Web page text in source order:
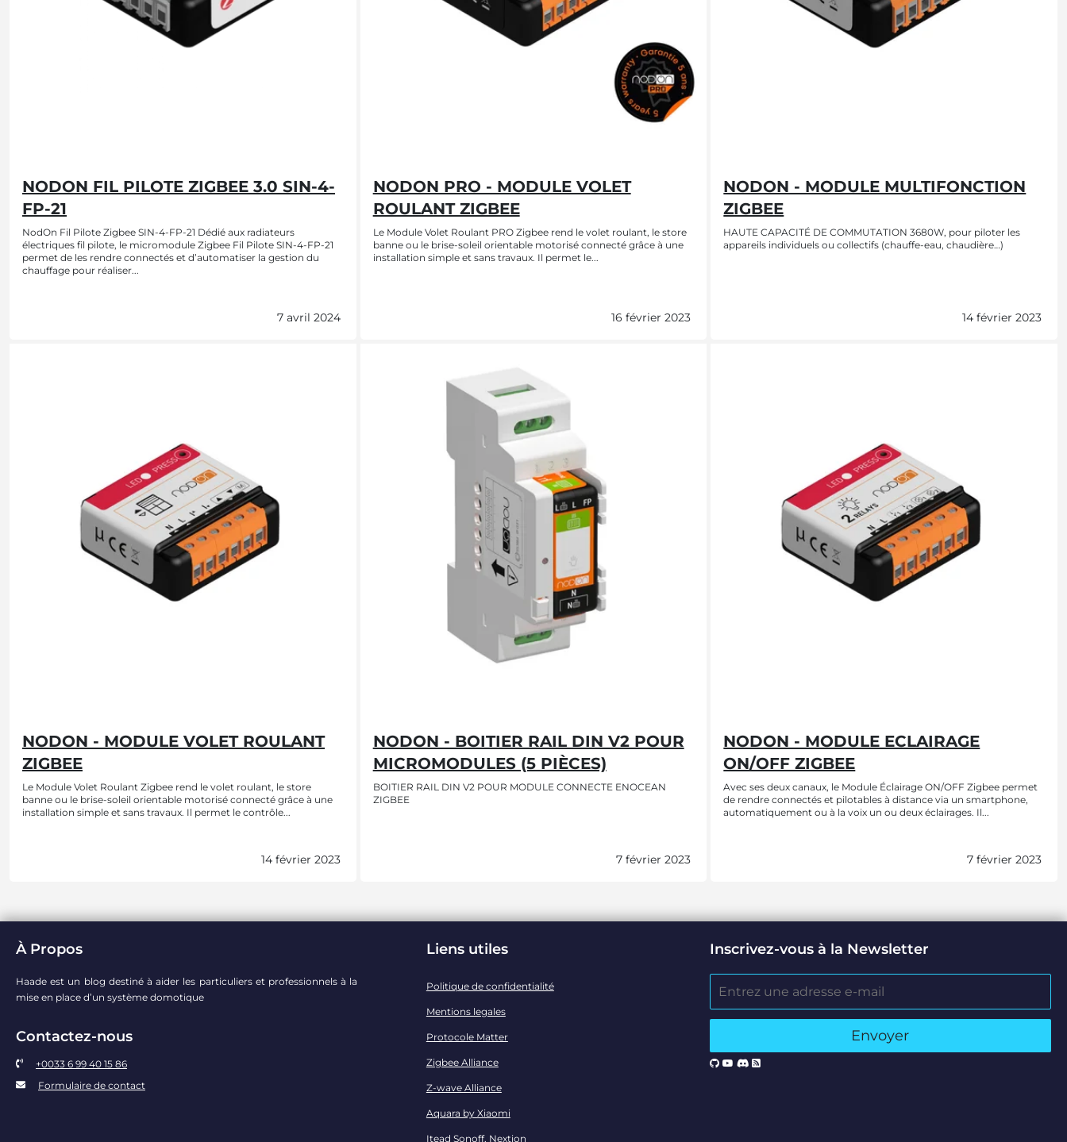
NODON FIL PILOTE ZIGBEE 3.0 SIN-4-
FP-21
NodOn Fil Pilote Zigbee SIN-4-FP-21 Dédié aux radiateurs
électriques fil pilote, le micromodule Zigbee Fil Pilote SIN-4-FP-21
permet de les rendre connectés et d’automatiser la gestion du
chauffage pour réaliser...
7 avril 2024
NODON PRO - MODULE VOLET
ROULANT ZIGBEE
Le Module Volet Roulant PRO Zigbee rend le volet roulant, le store
banne ou le brise-soleil orientable motorisé connecté grâce à une
installation simple et sans travaux. Il permet le...
16 février 2023
NODON - MODULE MULTIFONCTION
ZIGBEE
HAUTE CAPACITÉ DE COMMUTATION 3680W, pour piloter les
appareils individuels ou collectifs (chauffe-eau, chaudière…)
14 février 2023
NODON - MODULE VOLET ROULANT
ZIGBEE
Le Module Volet Roulant Zigbee rend le volet roulant, le store
banne ou le brise-soleil orientable motorisé connecté grâce à une
installation simple et sans travaux. Il permet le contrôle...
14 février 2023
NODON - BOITIER RAIL DIN V2 POUR
MICROMODULES (5 PIÈCES)
BOITIER RAIL DIN V2 POUR MODULE CONNECTE ENOCEAN
ZIGBEE
7 février 2023
NODON - MODULE ECLAIRAGE
ON/OFF ZIGBEE
Avec ses deux canaux, le Module Éclairage ON/OFF Zigbee permet
de rendre connectés et pilotables à distance via un smartphone,
automatiquement ou à la voix un ou deux éclairages. Il...
7 février 2023
À Propos
Haade est un blog destiné à aider les particuliers et professionnels à la
mise en place d’un système domotique
Contactez-nous
+0033 6 99 40 15 86
Formulaire de contact
Liens utiles
Politique de confidentialité
Mentions legales
Protocole Matter
Zigbee Alliance
Z-wave Alliance
Aquara by Xiaomi
Itead Sonoff, Nextion
Inscrivez-vous à la Newsletter